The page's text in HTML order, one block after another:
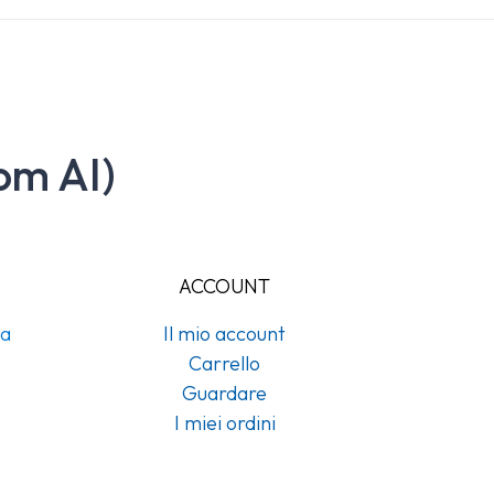
AI)
ACCOUNT
Il mio account
Carrello
Guardare
I miei ordini